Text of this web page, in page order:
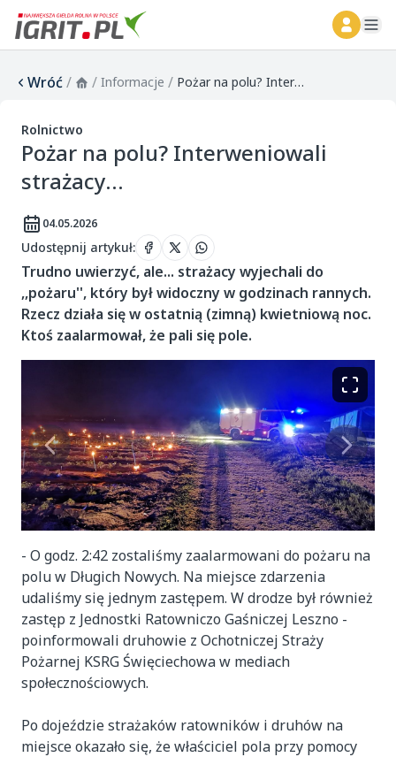
Wróć/ / Informacje / Pożar na polu? Interweniowali strażacy...
Rolnictwo
Pożar na polu? Interweniowali
strażacy...
04.05.2026
Udostępnij artykuł:
Trudno uwierzyć, ale... strażacy wyjechali do
,,pożaru'', który był widoczny w godzinach rannych.
Rzecz działa się w ostatnią (zimną) kwietniową noc.
Ktoś zaalarmował, że pali się pole.
- O godz. 2:42 zostaliśmy zaalarmowani do pożaru na
polu w Długich Nowych. Na miejsce zdarzenia
udaliśmy się jednym zastępem. W drodze był również
zastęp z Jednostki Ratowniczo Gaśniczej Leszno -
poinformowali druhowie z Ochotniczej Straży
Pożarnej KSRG Święciechowa w mediach
społecznościowych.
Po dojeździe strażaków ratowników i druhów na
miejsce okazało się, że właściciel pola przy pomocy